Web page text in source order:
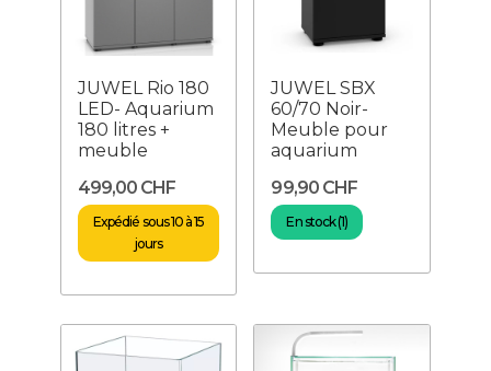
JUWEL Rio 180
LED- Aquarium
180 litres +
meuble
499,00 CHF
Expédié sous 10 à 15
jours
JUWEL SBX
60/70 Noir-
Meuble pour
aquarium
99,90 CHF
En stock (1)